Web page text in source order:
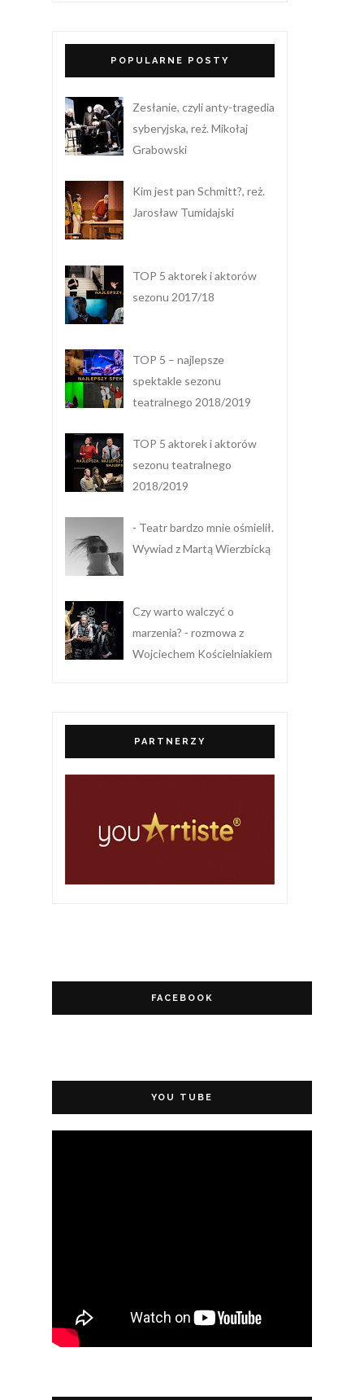
POPULARNE POSTY
Zesłanie, czyli anty-tragedia
syberyjska, reż. Mikołaj
Grabowski
Kim jest pan Schmitt?, reż.
Jarosław Tumidajski
TOP 5 aktorek i aktorów
sezonu 2017/18
TOP 5 – najlepsze
spektakle sezonu
teatralnego 2018/2019
TOP 5 aktorek i aktorów
sezonu teatralnego
2018/2019
- Teatr bardzo mnie ośmielił.
Wywiad z Martą Wierzbicką
Czy warto walczyć o
marzenia? - rozmowa z
Wojciechem Kościelniakiem
PARTNERZY
FACEBOOK
YOU TUBE